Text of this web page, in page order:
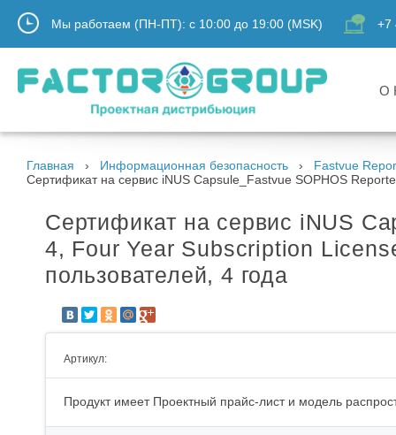
Мы работаем (ПН-ПТ): с 10:00 до 19:00 (MSK) +7
О
Главная Информационная безопасность
Fastvue
Сертификат на сервис iNUS Capsule_Fastvue SOPHOS
Сертификат на сервис iNUS
4, Four Year Subscription
пользователей, 4 года
Артикул:
Продукт имеет Проектный прайс-лист и модель